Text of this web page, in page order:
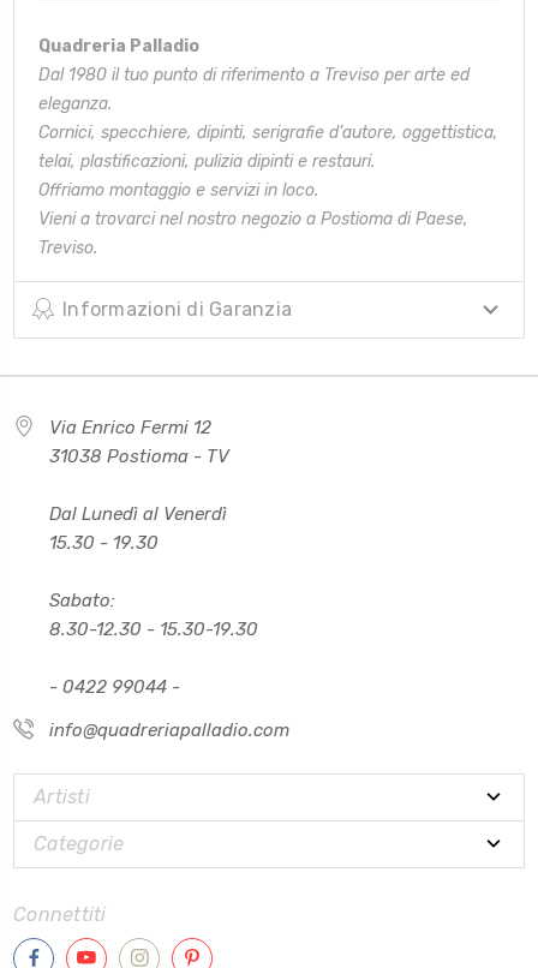
Quadreria Palladio
Dal 1980 il tuo punto di riferimento a Treviso per arte ed
eleganza.
Cornici, specchiere, dipinti, serigrafie d’autore, oggettistica,
telai, plastificazioni, pulizia dipinti e restauri.
Offriamo montaggio e servizi in loco.
Vieni a trovarci nel nostro negozio a Postioma di Paese,
Treviso.
Informazioni di Garanzia
Via Enrico Fermi 12
31038 Postioma - TV
Dal Lunedì al Venerdì
15.30 - 19.30
Sabato:
8.30-12.30 - 15.30-19.30
- 0422 99044 -
info@quadreriapalladio.com
Artisti
Categorie
Connettiti